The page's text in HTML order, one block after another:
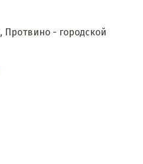
, Протвино - городской